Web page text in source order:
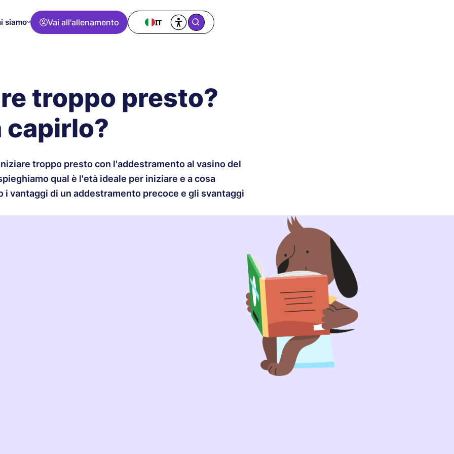
siamo Vai all'allenamento IT
troppo presto?
capirlo?
troppo presto con l'addestramento al vasino del
qual è l'età ideale per iniziare e a cosa
vantaggi di un addestramento precoce e gli svantaggi
Verificato da:
Claudia Werner, PhD
Gli esperti contribuiscono a fornire informazioni affidabili
nella nostra Ready for Potty . Maggiori informazioni